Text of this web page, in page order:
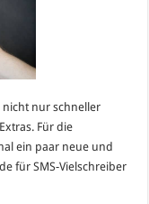
nicht nur schneller
Für die
ein paar neue und
für SMS-Vielschreiber